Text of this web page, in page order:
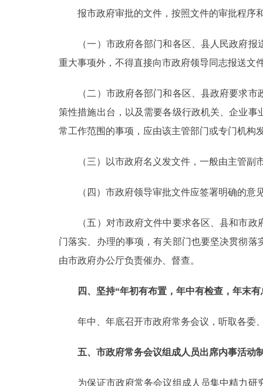
报市政府审批的文件，按照文件的审批程序
（一）市政府各部门和各区、县人民政府报
重大事项外，不得直接向市政府领导同志报送文
（二）市政府各部门和各区、县政府要求市
策性措施出台，以及需要各级行政机关、企业
常工作范围的事项，应由该主管部门或专门机构
（三）以市政府名义发文件，一般由主管副市
（四）市政府领导审批文件应签署明确的意
（五）对市政府文件中要求各区、县和市政
门落实、办理的事项，有关部门也要坚决贯彻
由市政府办公厅负责催办、督查。
四、坚持“年初有布置，年中有检查，年末
年中、年底召开市政府常务会议，听取各委、
五、市政府常务会议组成人员出席内事活动
为保证市政府常务会议组成人员集中精力研